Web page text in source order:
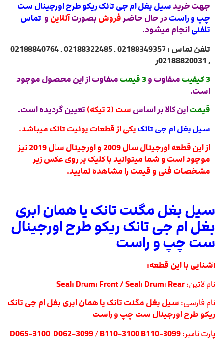
جهت خریدسیل بغل ام جی تانک ریکو طرح اورجینال ست
چپ و راستدر حال حاضرفروش بصورتآنلاین و تماس
تلفنیانجام میشود.
تلفن تماس : 02188349357 , 02188322485 , 02188840764
, 02188820031ر
3 کیفیت
متفاوت و3 قیمت
متفاوت از این محصول موجود
است.
قیمتاین کالا بر اساس ست (2 تیکه)
تعیین گردیده است.
سیل بغل ام جی تانک یکی از قطعات یونیت تانک میباشد.
از این قطعه اورجینال سال 2009 و اورجینال سال 2019 نیز
موجود است و شما میتوانید با کلیک بر روی عکس زیر
مشخصات فنی و قیمت را مشاهده نمایید.
سیل بغل مگنت تانک یا همان ابری
بغل ام جی تانک ریکو طرح اورجینال
ست چپ و راست
آشنایی با این قطعه:
نام لاتین:Seal: Drum: Front / Seal: Drum: Rear
نام فارسی: سیل بغل مگنت تانک یا همان ابری بغل ام جی تانک
ریکو طرح اورجینال ست چپ و راست
پارت نامبر:
D065-3100 D062-3099/B110-3100 B110-3099